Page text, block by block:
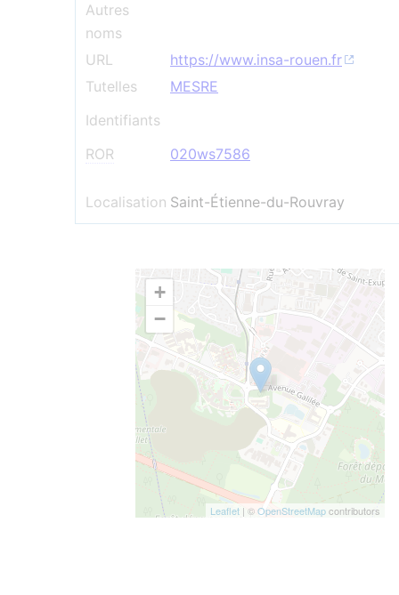
Autres
noms
URL
https://www.insa-rouen.fr
Tutelles
MESRE
Identifiants
ROR
020ws7586
Localisation Saint-Étienne-du-Rouvray
+
−
Leaflet | ©OpenStreetMapcontributors